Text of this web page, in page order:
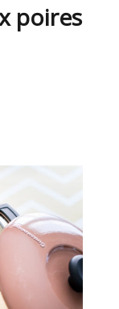
poires